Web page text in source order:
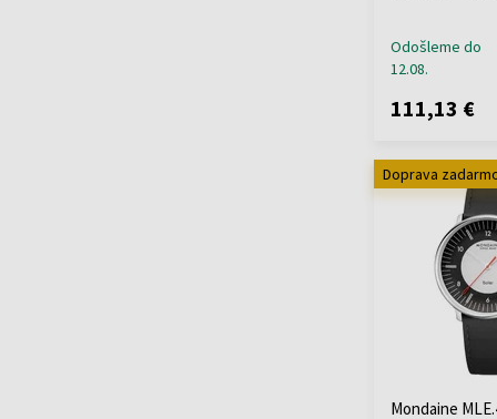
Odošleme do
12.08.
111,13 €
Doprava
Mondaine